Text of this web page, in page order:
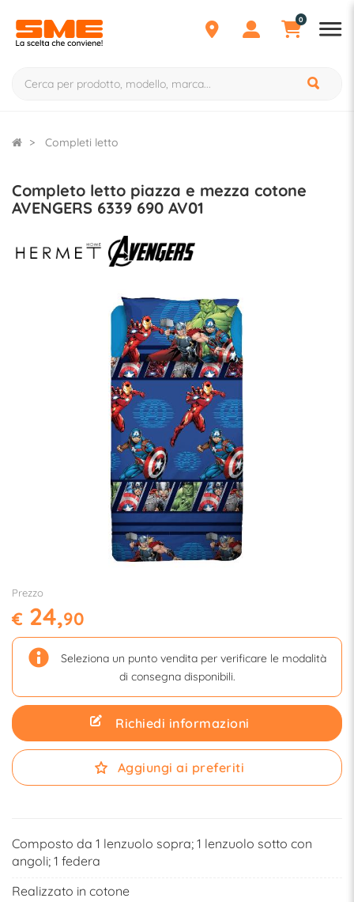
0
Completi letto
Completo letto piazza e mezza cotone
AVENGERS 6339 690 AV01
Prezzo
€ 24,90
Seleziona un punto vendita per verificare le modalità
di consegna disponibili.
Richiedi informazioni
Aggiungi ai preferiti
Composto da 1 lenzuolo sopra; 1 lenzuolo sotto con
angoli; 1 federa
Realizzato in cotone